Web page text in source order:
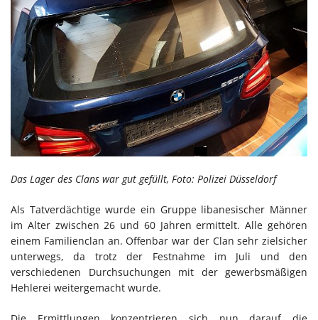
Das Lager des Clans war gut gefüllt, Foto: Polizei Düsseldorf
Als Tatverdächtige wurde ein Gruppe libanesischer Männer
im Alter zwischen 26 und 60 Jahren ermittelt. Alle gehören
einem Familienclan an. Offenbar war der Clan sehr zielsicher
unterwegs, da trotz der Festnahme im Juli und den
verschiedenen Durchsuchungen mit der gewerbsmäßigen
Hehlerei weitergemacht wurde.